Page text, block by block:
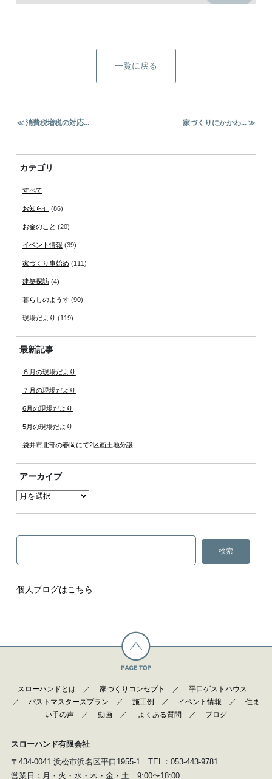
一覧に戻る
≪ 消費税増税の対応... 家づくりにかかわ... ≫
カテゴリ
すべて
お知らせ(86)
お金のこと (20)
イベント情報 (39)
家づくり事始め(111)
建築探訪(4)
暮らしのようす(90)
現場だより (119)
最新記事
８月の現場だより
７月の現場だより
6月の現場だより
5月の現場だより
袋井市北部の春岡にて2区画土地分譲
アーカイブ
個人ブログはこちら
スローハンドとは ／ 家づくりコンセプト ／ 平口ゲストハウス
／ パストマスターズプラン ／ 施工例 ／ イベント情報 ／ 住ま
い手の声 ／ 動画 ／ よくある質問 ／ ブログ
スローハンド有限会社
〒434-0041 浜松市浜名区平口1955-1 TEL：053-443-9781
営業日：月・火・水・木・金・土 9:00〜18:00